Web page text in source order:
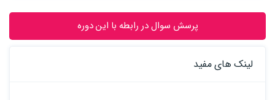
پرسش سوال در رابطه با این دوره
لینک های مفید